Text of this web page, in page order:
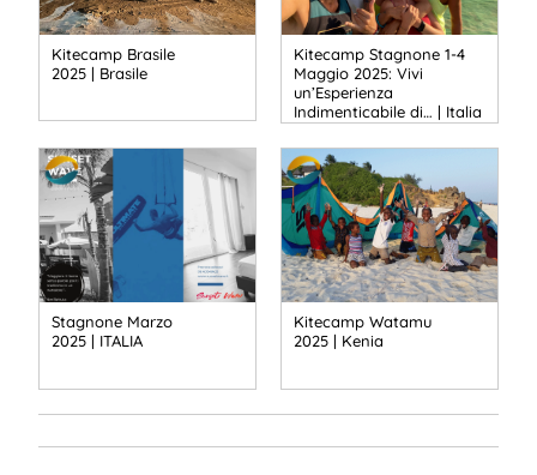
Kitecamp Brasile
2025 | Brasile
Kitecamp Stagnone 1-4
Maggio 2025: Vivi
un’Esperienza
Indimenticabile di… | Italia
Stagnone Marzo
2025 | ITALIA
Kitecamp Watamu
2025 | Kenia